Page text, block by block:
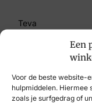
Een
Voor de beste website-
hulpmiddelen. Hiermee
zoals je surfgedrag of
Teva